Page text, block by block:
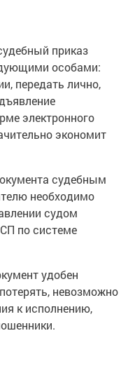
приказ
особами:
передать лично,
электронного
экономит
судебным
необходимо
судом
по системе
удобен
невозможно
к исполнению,